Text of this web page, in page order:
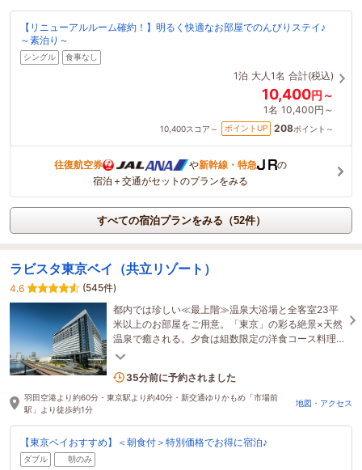
【リニューアルルーム確約！】明るく快適なお部屋でのんびりステイ♪
～素泊り～
シングル 食事なし
1泊 大人1名 合計(税込)
10,400円～
1名 10,400円～
10,400スコア～ ポイントUP 208ポイント～
往復航空券 や新幹線・特急
の
宿泊＋交通がセットのプランをみる
すべての宿泊プランをみる（52件）
ラビスタ東京ベイ（共立リゾート）
4.6
(545件)
都内では珍しい≪最上階≫温泉大浴場と全客室23平
米以上のお部屋をご用意。「東京」の彩る絶景×天然
温泉で癒される。夕食は組数限定の洋食コース料理
＆朝食は90種以上の和洋バイキングで舌鼓。
15名がこの宿を見ています
35分前に予約されました
羽田空港より約60分・東京駅より約40分・新交通ゆりかもめ「市場前
駅」より徒歩約1分
地図・アクセス
【東京ベイおすすめ】＜朝食付＞特別価格でお得に宿泊♪
ダブル 朝のみ